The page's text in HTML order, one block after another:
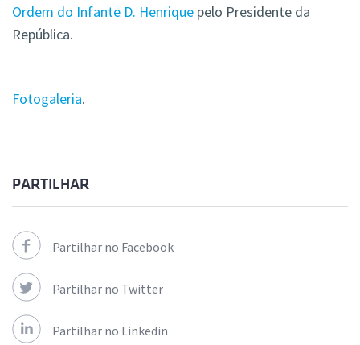
Ordem do Infante D. Henrique pelo Presidente da
República.
Fotogaleria.
PARTILHAR
Partilhar no Facebook
Partilhar no Twitter
Partilhar no Linkedin